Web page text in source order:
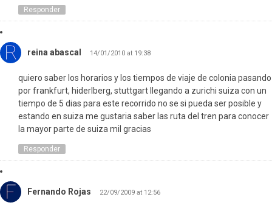
Responder
reina abascal 14/01/2010 at 19:38
quiero saber los horarios y los tiempos de viaje de colonia pasando
por frankfurt, hiderlberg, stuttgart llegando a zurichi suiza con un
tiempo de 5 dias para este recorrido no se si pueda ser posible y
estando en suiza me gustaria saber las ruta del tren para conocer
la mayor parte de suiza mil gracias
Responder
Fernando Rojas 22/09/2009 at 12:56